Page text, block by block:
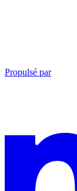
Propulsé par